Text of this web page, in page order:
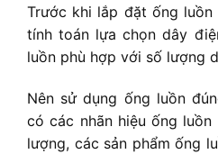
Trước khi lắp đặt ống luồn
tính toán lựa chọn dây
luồn phù hợp với số lượng
Nên sử dụng ống luồn
có các nhãn hiệu ống
lượng, các sản phẩm ống